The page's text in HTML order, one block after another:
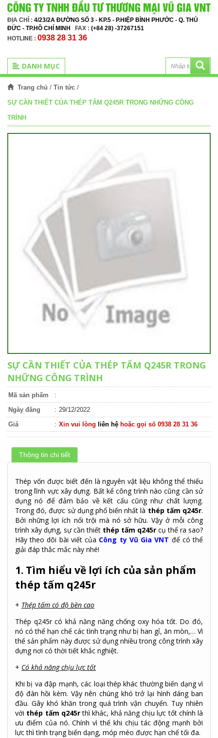
ĐỊA CHỈ : 4/23/2A ĐƯỜNG SỐ 3 - KP.5 - P.HIỆP BÌNH PHƯỚC - Q. THỦ
ĐỨC - TP.HỒ CHÍ MINH
FAX : (+84 28) -37267151
HOTLINE : 0938 28 31 36
DANH MỤC
Trang chủ / Tin tức /
SỰ CẦN THIẾT CỦA THÉP TẤM Q245R TRONG NHỮNG CÔNG
TRÌNH
SỰ CẦN THIẾT CỦA THÉP TẤM Q245R TRONG
NHỮNG CÔNG TRÌNH
Mã sản phẩm
:
Ngày đăng
: 29/12/2022
Giá
: Xin vui lòng liên hệ hoặc gọi số 0938 28 31 36
Thông tin chi tiết
Thép vốn được biết đến là nguyên vật liệu không thể thiếu
trong lĩnh vực xây dựng. Bất kể công trình nào cũng cần sử
dụng nó để đảm bảo về kết cấu cũng như chất lượng.
Trong đó, được sử dụng phổ biến nhất là thép tấm q245r.
Bởi những lợi ích nổi trội mà nó sở hữu. Vậy ở mỗi công
trình xây dựng, sự cần thiết thép tấm q245r cụ thể ra sao?
Hãy theo dõi bài viết của Công ty Vũ Gia VNT để có thể
giải đáp thắc mắc này nhé!
1. Tìm hiểu về lợi ích của sản phẩm
thép tấm q245r
+ Thép tấm có độ bền cao
Thép q245r có khả năng năng chống oxy hóa tốt. Do đó,
nó có thể hạn chế các tình trạng như bị han gỉ, ăn mòn,… Vì
thế sản phẩm này được sử dụng nhiều trong công trình xây
dựng nơi có thời tiết khắc nghiệt.
+ Có khả năng chịu lực tốt
Khi bị va đập mạnh, các loại thép khác thường biến dạng vì
độ đàn hồi kém. Vậy nên chúng khó trở lại hình dáng ban
đầu. Gây khó khăn trong quá trình vận chuyển. Tuy nhiên
với thép tấm q245rthì khác, khả năng chịu lực tốt chính là
ưu điểm của nó. Chính vì thế khi chịu tác động mạnh bởi
lực thì tình trạng biến dạng, móp méo được hạn chế tối đa.